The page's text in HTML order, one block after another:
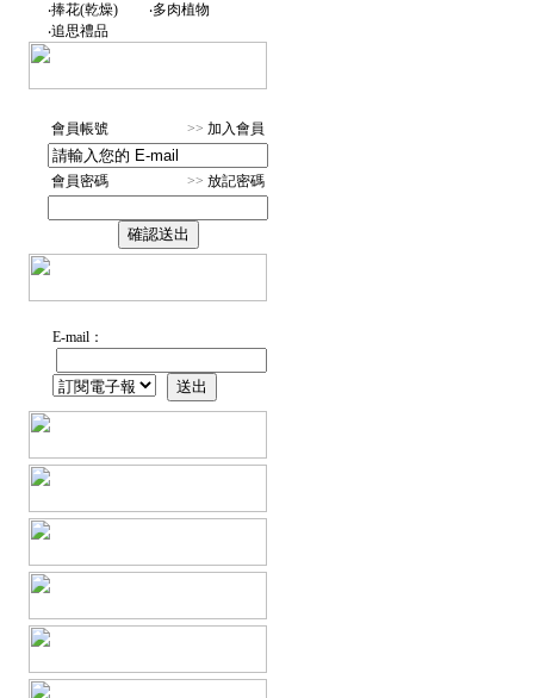
‧捧花(乾燥) ‧多肉植物
‧追思禮品
會員帳號 >> 加入會員
會員密碼 >> 放記密碼
E-mail：